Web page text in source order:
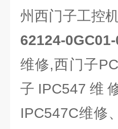
州西门子工控
62124-
维修,西门子
子IPC547维
IPC547C维修